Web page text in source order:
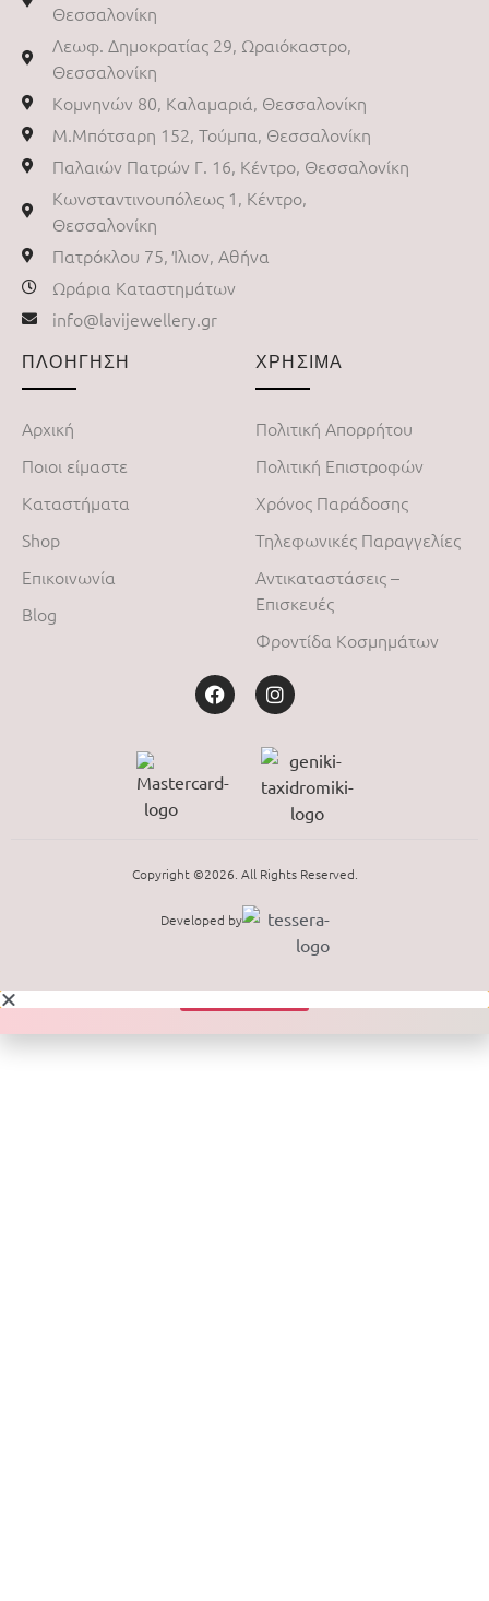
Θεσσαλονίκη
Λεωφ. Δημοκρατίας 29, Ωραιόκαστρο,
Θεσσαλονίκη
Κομνηνών 80, Καλαμαριά, Θεσσαλονίκη
Μ.Μπότσαρη 152, Τούμπα, Θεσσαλονίκη
Παλαιών Πατρών Γ. 16, Κέντρο, Θεσσαλονίκη
Κωνσταντινουπόλεως 1, Κέντρο,
Θεσσαλονίκη
Πατρόκλου 75, Ίλιον, Αθήνα
Ωράρια Καταστημάτων
info@lavijewellery.gr
ΠΛΟΗΓΗΣΗ
Αρχική
Ποιοι είμαστε
Καταστήματα
Shop
Επικοινωνία
Blog
ΧΡΗΣΙΜΑ
Πολιτική Απορρήτου
Πολιτική Επιστροφών
Χρόνος Παράδοσης
Τηλεφωνικές Παραγγελίες
Αντικαταστάσεις –
Επισκευές
Φροντίδα Κοσμημάτων
Copyright ©2026. All Rights Reserved.
Developed by
Shop Now